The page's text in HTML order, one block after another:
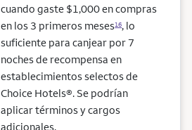
cuando gaste $1,000 en compras
en los 3 primeros meses16, lo
suficiente para canjear por 7
noches de recompensa en
establecimientos selectos de
Choice Hotels®. Se podrían
aplicar términos y cargos
adicionales.